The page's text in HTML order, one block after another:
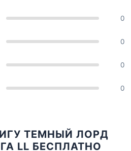
0
0
0
0
ТЕМНЫЙ ЛОРД
LL БЕСПЛАТНО